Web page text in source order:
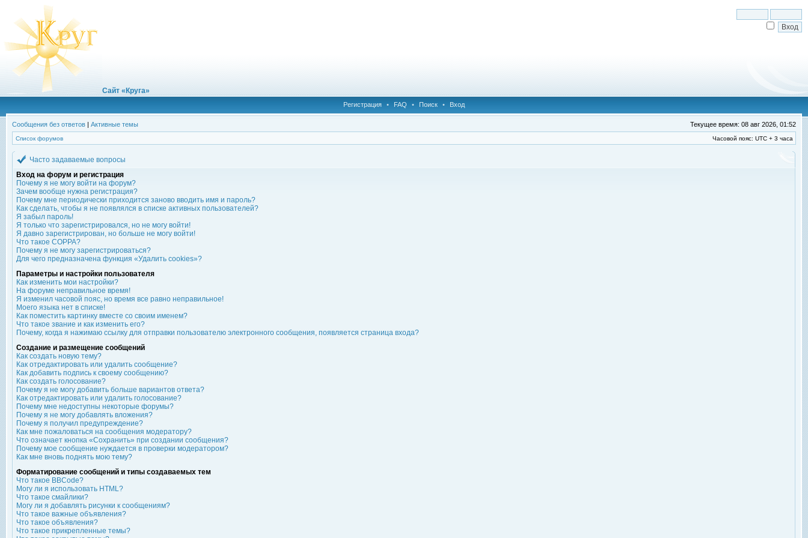
Сайт «Круга»
Регистрация • FAQ • Поиск • Вход
Сообщения без ответов | Активные темы Текущее время: 08 авг 2026, 01:52
Список форумов Часовой пояс: UTC + 3 часа
Часто задаваемые вопросы
Вход на форум и регистрация
Почему я не могу войти на форум?
Зачем вообще нужна регистрация?
Почему мне периодически приходится заново вводить имя и пароль?
Как сделать, чтобы я не появлялся в списке активных пользователей?
Я забыл пароль!
Я только что зарегистрировался, но не могу войти!
Я давно зарегистрирован, но больше не могу войти!
Что такое COPPA?
Почему я не могу зарегистрироваться?
Для чего предназначена функция «Удалить cookies»?
Параметры и настройки пользователя
Как изменить мои настройки?
На форуме неправильное время!
Я изменил часовой пояс, но время все равно неправильное!
Моего языка нет в списке!
Как поместить картинку вместе со своим именем?
Что такое звание и как изменить его?
Почему, когда я нажимаю ссылку для отправки пользователю электронного сообщения, появляется страница входа?
Создание и размещение сообщений
Как создать новую тему?
Как отредактировать или удалить сообщение?
Как добавить подпись к своему сообщению?
Как создать голосование?
Почему я не могу добавить больше вариантов ответа?
Как отредактировать или удалить голосование?
Почему мне недоступны некоторые форумы?
Почему я не могу добавлять вложения?
Почему я получил предупреждение?
Как мне пожаловаться на сообщения модератору?
Что означает кнопка «Сохранить» при создании сообщения?
Почему мое сообщение нуждается в проверки модератором?
Как мне вновь поднять мою тему?
Форматирование сообщений и типы создаваемых тем
Что такое BBCode?
Могу ли я использовать HTML?
Что такое смайлики?
Могу ли я добавлять рисунки к сообщениям?
Что такое важные объявления?
Что такое объявления?
Что такое прикрепленные темы?